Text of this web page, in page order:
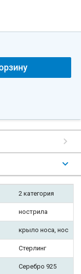
2 категория
нострила
крыло носа, нос
Стерлинг
Серебро 925